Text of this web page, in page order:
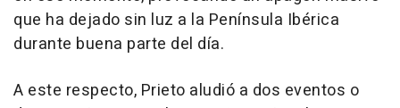
que ha dejado sin luz a la Península Ibérica
durante buena parte del día.
A este respecto, Prieto aludió a dos eventos o